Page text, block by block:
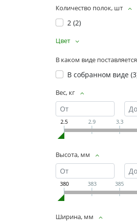
Количество полок, шт
2 (2)
Цвет
В каком виде поставляется
В собранном виде (3
Вес, кг
2.5 2.9 3.3
Высота, мм
380 383 385
Ширина, мм